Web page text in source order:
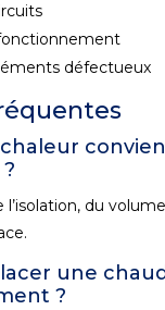
défectueux
l’isolation, du
une
?